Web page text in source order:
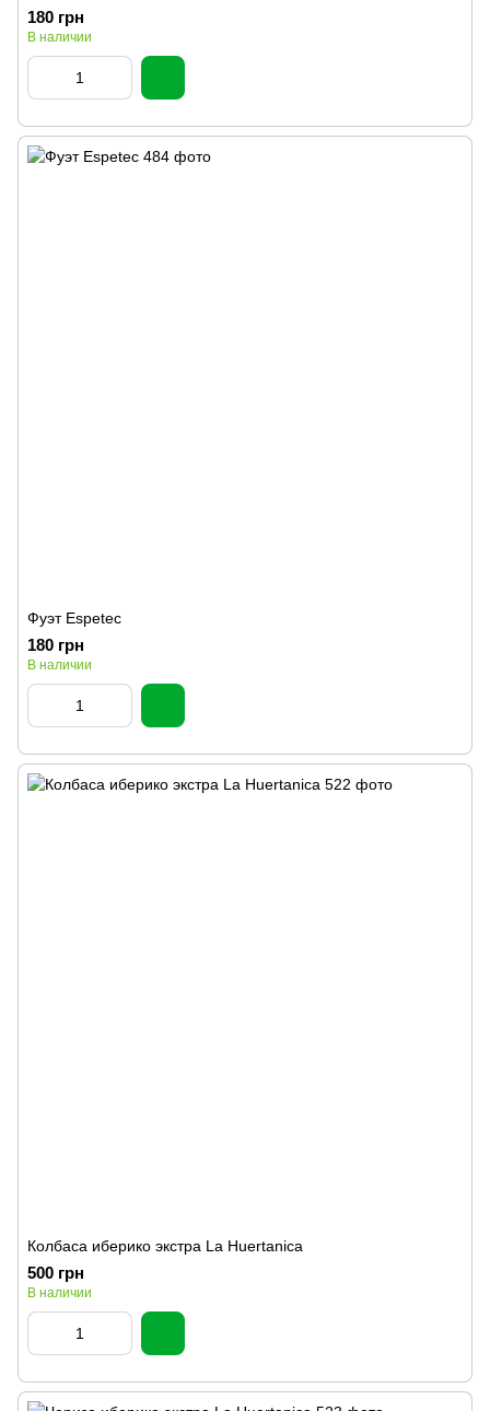
180 грн
В наличии
Фуэт Espetec
180 грн
В наличии
Колбаса иберико экстра La Huertanica
500 грн
В наличии